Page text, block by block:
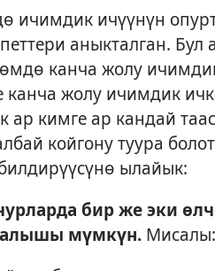
ичимдик ичүүнүн
аныкталган.
канча жолу
жолу ичимдик
ар кимге ар кандай
койгону туура
ылайык:
бир же эки
мүмкүн. Мисалы: